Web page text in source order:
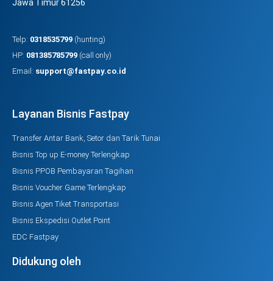
Jawa Timur 61256
Telp: 0318535799 (hunting)
HP: 081385785799 (call only)
Email: support@fastpay.co.id
Layanan Bisnis Fastpay
Transfer Antar Bank, Setor dan Tarik Tunai
Bisnis Top up E-money Terlengkap
Bisnis PPOB Pembayaran Tagihan
Bisnis Voucher Game Terlengkap
Bisnis Agen Tiket Transportasi
Bisnis Ekspedisi Outlet Point
EDC Fastpay
Didukung oleh